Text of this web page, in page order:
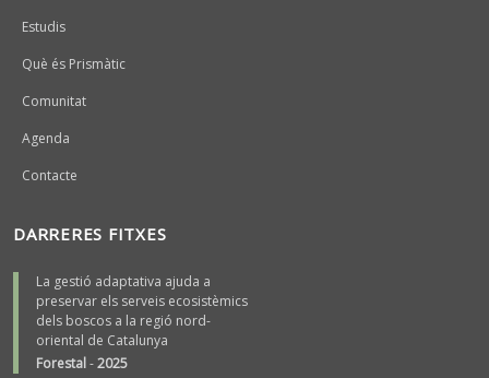
Estudis
Què és Prismàtic
Comunitat
Agenda
Contacte
DARRERES FITXES
La gestió adaptativa ajuda a
preservar els serveis ecosistèmics
dels boscos a la regió nord-
oriental de Catalunya
Forestal-2025